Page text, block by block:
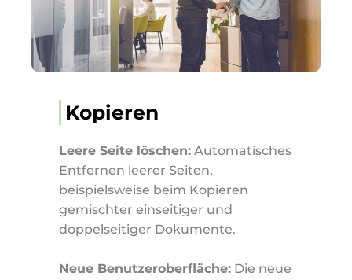
Kopieren
Leere Seite löschen: Automatisches
Entfernen leerer Seiten,
beispielsweise beim Kopieren
gemischter einseitiger und
doppelseitiger Dokumente.
Neue Benutzeroberfläche: Die neue